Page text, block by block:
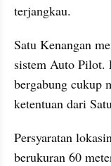
terjangkau.
Satu Kenangan
sistem Auto Pilot.
bergabung cukup
ketentuan dari
Persyaratan
berukuran 60